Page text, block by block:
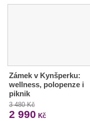
Zámek v Kynšperku:
wellness, polopenze i
piknik
3 480 Kč
2 990 Kč